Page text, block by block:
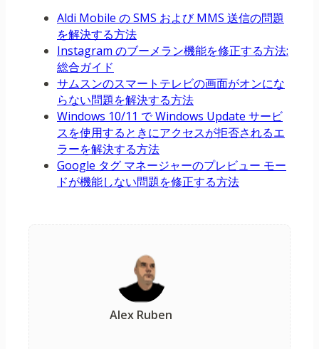
Aldi Mobile の SMS および MMS 送信の問題
を解決する方法
Instagram のブーメラン機能を修正する方法:
総合ガイド
サムスンのスマートテレビの画面がオンにな
らない問題を解決する方法
Windows 10/11 で Windows Update サービ
スを使用するときにアクセスが拒否されるエ
ラーを解決する方法
Google タグ マネージャーのプレビュー モー
ドが機能しない問題を修正する方法
Alex Ruben